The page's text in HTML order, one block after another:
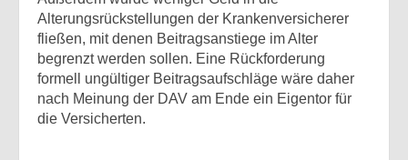
Alterungsrückstellungen der Krankenversicherer
fließen, mit denen Beitragsanstiege im Alter
begrenzt werden sollen. Eine Rückforderung
formell ungültiger Beitragsaufschläge wäre daher
nach Meinung der DAV am Ende ein Eigentor für
die Versicherten.